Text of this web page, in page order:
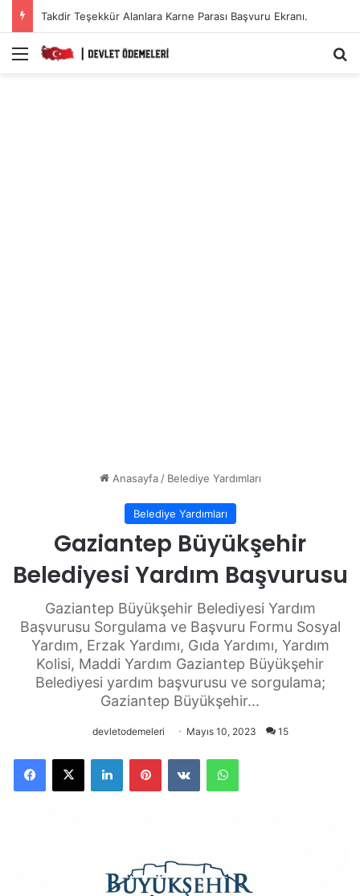
Takdir Teşekkür Alanlara Karne Parası Başvuru Ekranı.
Menü
Anasayfa / Belediye Yardımları
Belediye Yardımları
Gaziantep Büyükşehir
Belediyesi Yardım Başvurusu
Gaziantep Büyükşehir Belediyesi Yardım
Başvurusu Sorgulama ve Başvuru Formu Sosyal
Yardım, Erzak Yardımı, Gıda Yardımı, Yardım
Kolisi, Maddi Yardım Gaziantep Büyükşehir
Belediyesi yardım başvurusu ve sorgulama;
Gaziantep Büyükşehir...
devletodemeleri Mayıs 10, 2023 15